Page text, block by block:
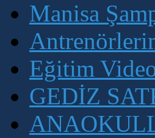
Manisa
Eğitim
GEDİZ